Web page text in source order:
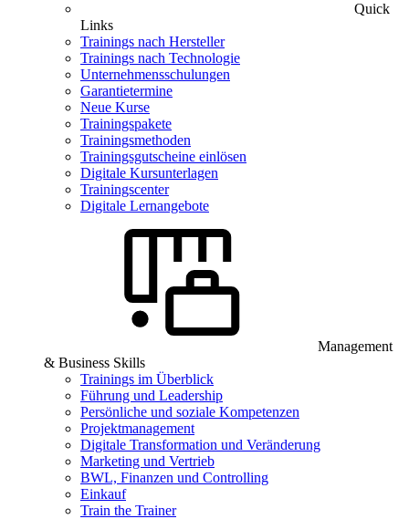
Quick
Links
Trainings nach Hersteller
Trainings nach Technologie
Unternehmensschulungen
Garantietermine
Neue Kurse
Trainingspakete
Trainingsmethoden
Trainingsgutscheine einlösen
Digitale Kursunterlagen
Trainingscenter
Digitale Lernangebote
Management
& Business Skills
Trainings im Überblick
Führung und Leadership
Persönliche und soziale Kompetenzen
Projektmanagement
Digitale Transformation und Veränderung
Marketing und Vertrieb
BWL, Finanzen und Controlling
Einkauf
Train the Trainer